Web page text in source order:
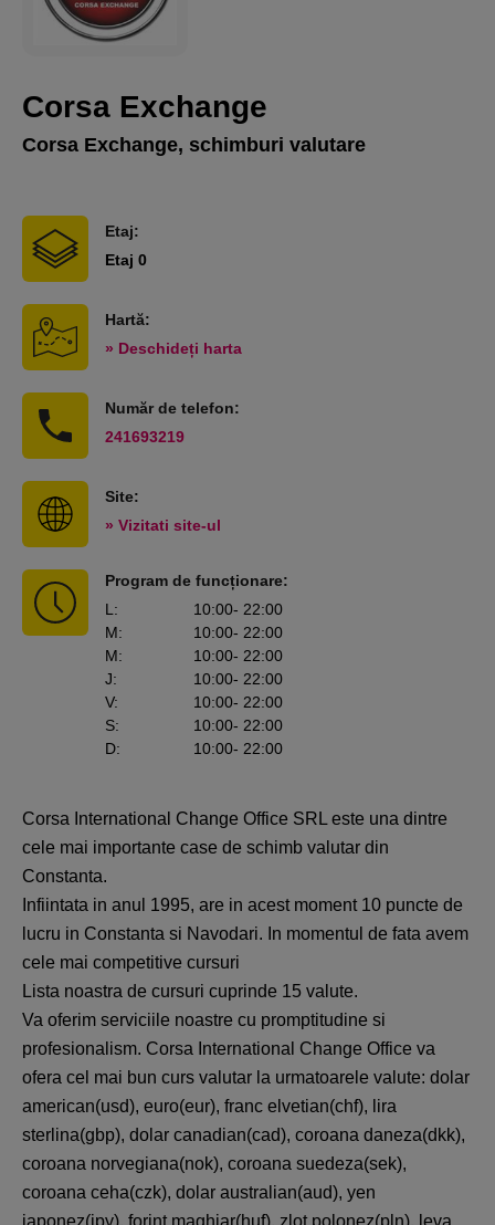
Corsa Exchange
Corsa Exchange, schimburi valutare
Etaj:
Etaj 0
Hartă:
» Deschideți harta
Număr de telefon:
241693219
Site:
» Vizitati site-ul
Program de funcționare:
L : 10:00- 22:00
M: 10:00- 22:00
M: 10:00- 22:00
J: 10:00- 22:00
V: 10:00- 22:00
S: 10:00- 22:00
D: 10:00- 22:00
Corsa International Change Office SRL este una dintre
cele mai importante case de schimb valutar din
Constanta.
Infiintata in anul 1995, are in acest moment 10 puncte de
lucru in Constanta si Navodari. In momentul de fata avem
cele mai competitive cursuri
Lista noastra de cursuri cuprinde 15 valute.
Va oferim serviciile noastre cu promptitudine si
profesionalism. Corsa International Change Office va
ofera cel mai bun curs valutar la urmatoarele valute: dolar
american(usd), euro(eur), franc elvetian(chf), lira
sterlina(gbp), dolar canadian(cad), coroana daneza(dkk),
coroana norvegiana(nok), coroana suedeza(sek),
coroana ceha(czk), dolar australian(aud), yen
japonez(jpy), forint maghiar(huf), zlot polonez(pln), leva